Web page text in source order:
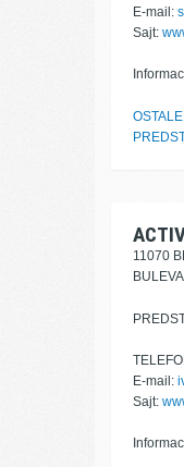
E-mail:
Sajt:
11070
E-mail:
Sajt: